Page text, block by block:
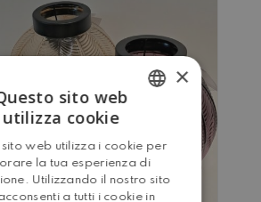
ENGLISH
×
sito web
utilizza cookie
sito web utilizza i cookie per
la tua esperienza di
Utilizzando il nostro sito
a tutti i cookie in